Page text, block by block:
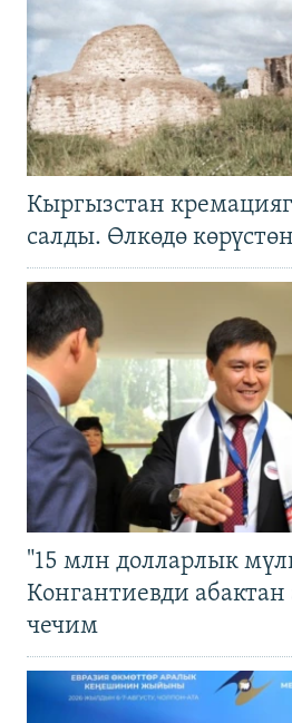
Кыргызстан
салды. Өлкөдө
"15 млн долларлык
Конгантиевди
чечим